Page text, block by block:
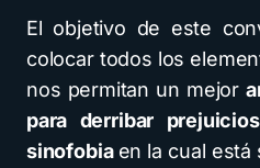
El objetivo de este
colocar todos los
nos permitan un mejor
para derribar
sinofobia en la cual